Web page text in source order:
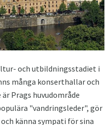
och utbildningsstadiet i
många konserthallar och
Prags huvudområde
"vandringsleder", gör
känna sympati för sina